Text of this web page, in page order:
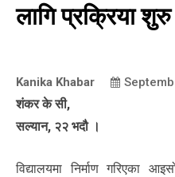
लागि प्रक्रिया शुरु
Kanika Khabar
शंकर के सी,
सल्यान, २२ भदौ ।
विद्यालयमा निर्माण गरिएका